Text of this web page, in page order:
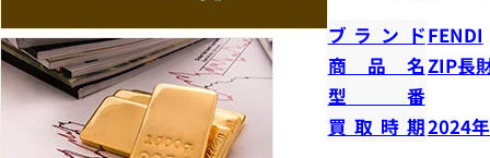
ブランドFENDI
商品名ZIP長
型番
買取時期2024